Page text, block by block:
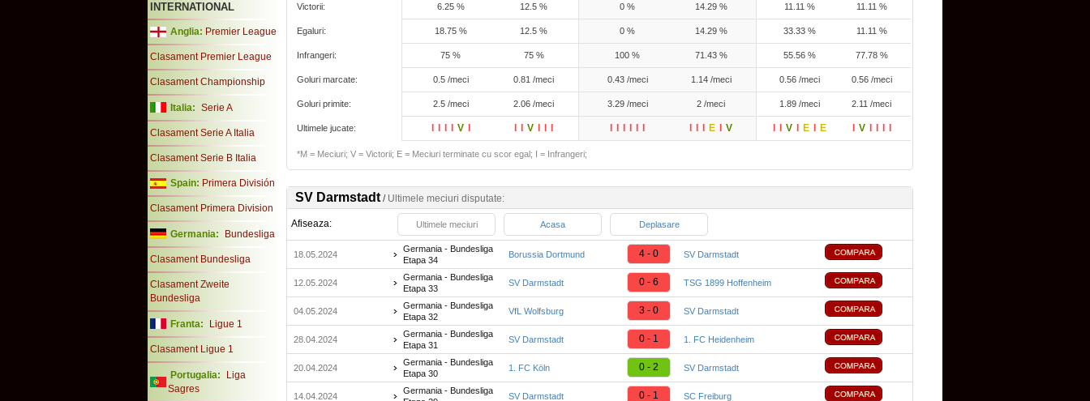
INTERNATIONAL
Anglia: Premier League
Clasament Premier League
Clasament Championship
Italia: Serie A
Clasament Serie A Italia
Clasament Serie B Italia
Spain: Primera División
Clasament Primera Division
Germania: Bundesliga
Clasament Bundesliga
Clasament Zweite
Bundesliga
Franta: Ligue 1
Clasament Ligue 1
Portugalia:
Liga
Sagres
Victorii: 6.25 % 12.5 % 0 % 14.29 % 11.11 % 11.11 %
Egaluri: 18.75 % 12.5 % 0 % 14.29 % 33.33 % 11.11 %
Infrangeri: 75 % 75 % 100 % 71.43 % 55.56 % 77.78 %
Goluri marcate: 0.5 /meci 0.81 /meci 0.43 /meci 1.14 /meci 0.56 /meci 0.56 /meci
Goluri primite: 2.5 /meci 2.06 /meci 3.29 /meci 2 /meci 1.89 /meci 2.11 /meci
Ultimele jucate: V V E V V E E V
*M = Meciuri; V = Victorii; E = Meciuri terminate cu scor egal; I = Infrangeri;
SV Darmstadt/ Ultimele meciuri disputate:
Afiseaza: Ultimele meciuri Acasa Deplasare
18.05.2024
Germania - Bundesliga
Etapa 34
Borussia Dortmund 4 - 0 SV Darmstadt
12.05.2024
Germania - Bundesliga
Etapa 33
SV Darmstadt 0 - 6 TSG 1899 Hoffenheim
04.05.2024
Germania - Bundesliga
Etapa 32
VfL Wolfsburg 3 - 0 SV Darmstadt
28.04.2024
Germania - Bundesliga
Etapa 31
SV Darmstadt 0 - 1 1. FC Heidenheim
20.04.2024
Germania - Bundesliga
Etapa 30
1. FC Köln 0 - 2 SV Darmstadt
14.04.2024
Germania - Bundesliga
SV Darmstadt 0 - 1 SC Freiburg